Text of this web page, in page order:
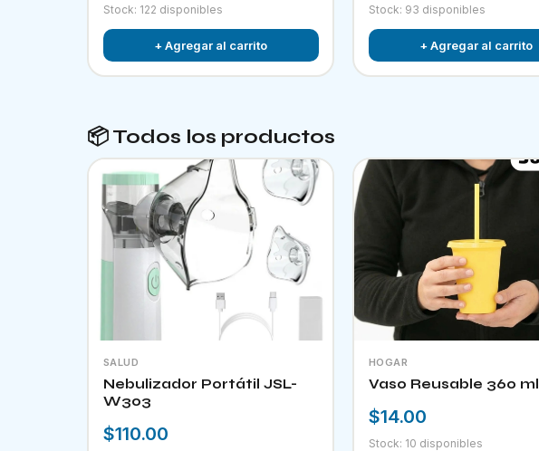
Stock: 122 disponibles
+ Agregar al carrito
Stock: 93 disponibles
+ Agregar al carrito
📦 Todos los productos
SALUD
Nebulizador Portátil JSL-
W303
$110.00
HOGAR
Vaso Reusable 360 ml
$14.00
Stock: 10 disponibles